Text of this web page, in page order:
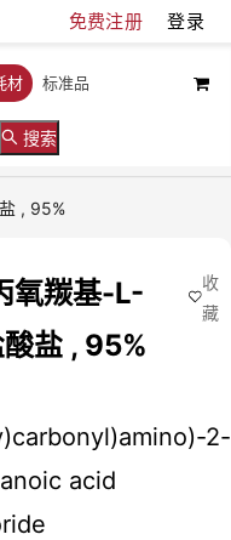
免费注册 登录
材 标准品
搜索
, 95%
氧羰基-L-
盐 , 95%
2-
acid
收
藏